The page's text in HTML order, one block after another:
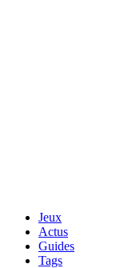
Jeux
Actus
Guides
Tags